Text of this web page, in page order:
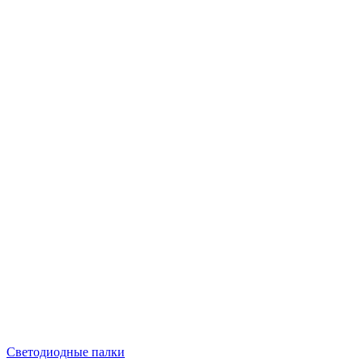
Светодиодные палки